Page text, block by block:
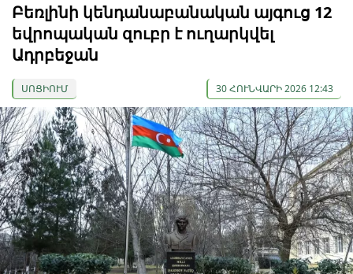
Բեռլինի կենդանաբանական այգուց 12
եվրոպական զուբր է ուղարկվել
Ադրբեջան
ՍՈՑԻՈՒՄ 30 ՀՈՒՆՎԱՐԻ 2026 12:43